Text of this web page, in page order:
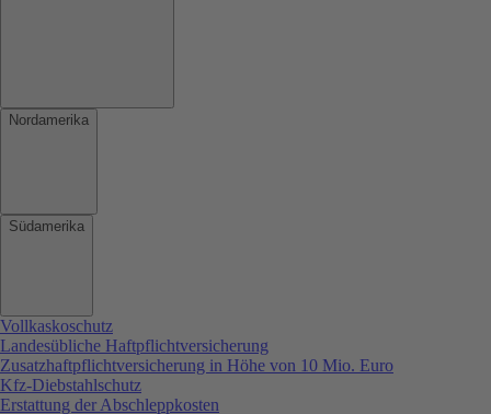
Nordamerika
Südamerika
Vollkaskoschutz
Landesübliche Haftpflichtversicherung
Zusatzhaftpflichtversicherung in Höhe von 10 Mio. Euro
Kfz-Diebstahlschutz
Erstattung der Abschleppkosten